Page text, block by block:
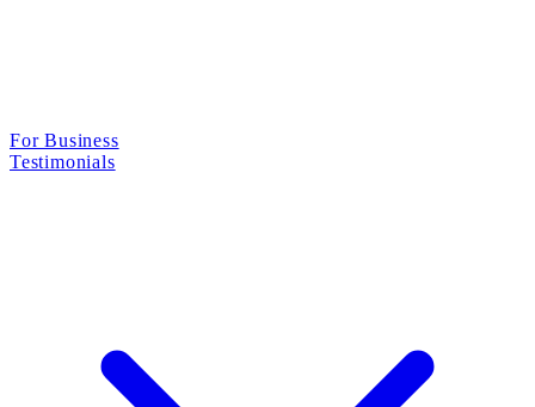
For Business
Testimonials